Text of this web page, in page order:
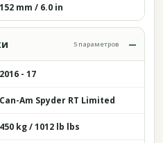
152 mm / 6.0 in
5 параметров
2016 - 17
Can-Am Spyder RT Limited
450 kg / 1012 lb lbs